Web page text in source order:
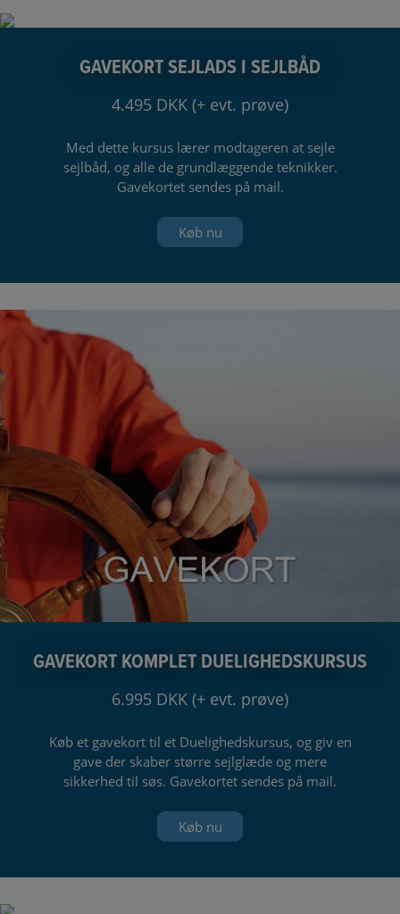
GAVEKORT SEJLADS I SEJLBÅD
4.495 DKK (+ evt. prøve)
Med dette kursus lærer modtageren at sejle
sejlbåd, og alle de grundlæggende teknikker.
Gavekortet sendes på mail.
Køb nu
GAVEKORT KOMPLET DUELIGHEDSKURSUS
6.995 DKK (+ evt. prøve)
Køb et gavekort til et Duelighedskursus, og giv en
gave der skaber større sejlglæde og mere
sikkerhed til søs. Gavekortet sendes på mail.
Køb nu